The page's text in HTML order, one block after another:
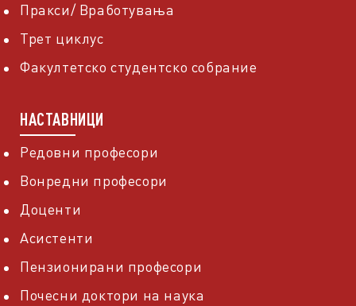
Пракси/ Вработувања
Трет циклус
Факултетско студентско собрание
НАСТАВНИЦИ
Редовни професори
Вонредни професори
Доценти
Асистенти
Пензионирани професори
Почесни доктори на наука